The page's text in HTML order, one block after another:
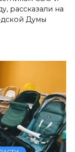
рассказали на
Думы